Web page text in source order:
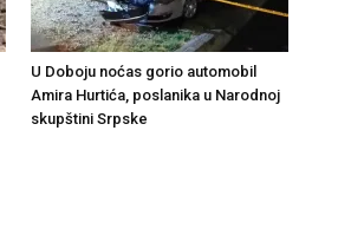
U Doboju noćas gorio automobil
Amira Hurtića, poslanika u Narodnoj
skupštini Srpske